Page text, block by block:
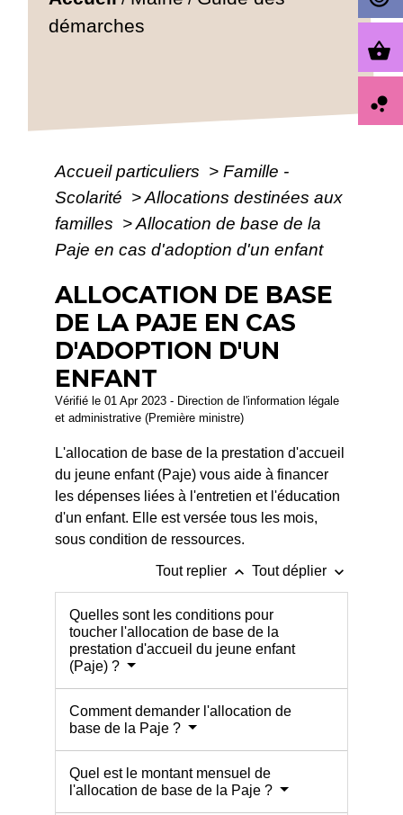
démarches
Accueil particuliers > Famille -
Scolarité >Allocations destinées aux
familles >Allocation de base de la
Paje en cas d'adoption d'un enfant
ALLOCATION DE BASE
DE LA PAJE EN CAS
D'ADOPTION D'UN
ENFANT
Vérifié le 01 Apr 2023 - Direction de l'information légale
et administrative (Première ministre)
L'allocation de base de la prestation d'accueil
du jeune enfant (Paje) vous aide à financer
les dépenses liées à l'entretien et l'éducation
d'un enfant. Elle est versée tous les mois,
sous condition de ressources.
Tout replier keyboard_arrow_up Tout déplier keyboard_arrow_down
Quelles sont les conditions pour
toucher l'allocation de base de la
prestation d'accueil du jeune enfant
(Paje) ?
Comment demander l'allocation de
base de la Paje ?
Quel est le montant mensuel de
l'allocation de base de la Paje ?
shopping_basket
bubble_chart